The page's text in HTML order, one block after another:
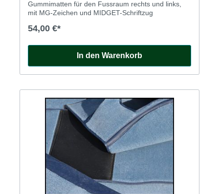
Gummimatten für den Fussraum rechts und links,
mit MG-Zeichen und MIDGET-Schriftzug
54,00 €*
In den Warenkorb